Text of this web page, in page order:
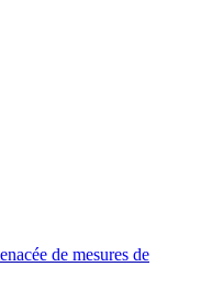
de mesures de